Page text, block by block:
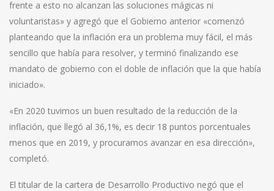
frente a esto no alcanzan las soluciones mágicas ni
voluntaristas» y agregó que el Gobierno anterior «comenzó
planteando que la inflación era un problema muy fácil, el más
sencillo que había para resolver, y terminó finalizando ese
mandato de gobierno con el doble de inflación que la que había
iniciado».
«En 2020 tuvimos un buen resultado de la reducción de la
inflación, que llegó al 36,1%, es decir 18 puntos porcentuales
menos que en 2019, y procuramos avanzar en esa dirección»,
completó.
El titular de la cartera de Desarrollo Productivo negó que el